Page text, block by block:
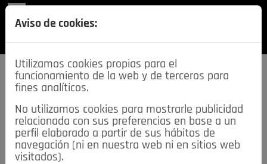
SECCIONES
descarga esta
REVISTA
Aviso de cookies:
Utilizamos cookies propias para el
funcionamiento de la web y de terceros para
fines analíticos.
No utilizamos cookies para mostrarle publicidad
relacionada con sus preferencias en base a un
perfil elaborado a partir de sus hábitos de
navegación (ni en nuestra web ni en sitios web
visitados).